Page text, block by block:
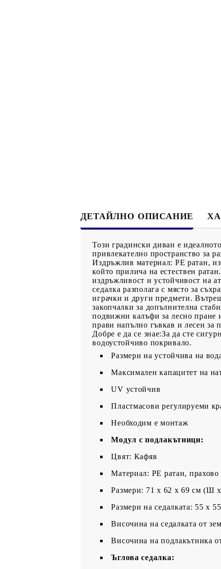
ДЕТАЙЛНО ОПИСАНИЕ
Този градински диван е
привлекателно пространство за
Издръжлив материал: PE ратан,
който прилича на естествен
издръжливост и устойчивост на
седалка разполага с място за
играчки и други предмети.
закопчалки за допълнителна
подвижни калъфи за лесно пране
прави напълно гъвкав и лесен за
Добре е да се знае:За да сте
водоустойчиво покривало.
Размери на устойчива на
Максимален капацитет на
UV устойчив
Пластмасови регулируеми
Необходим е монтаж
Модул с подлакътници:
Цвят: Кафяв
Материал: PE ратан,
Размери: 71 x 62 x 69 см (Ш
Размери на седалката: 55 x
Височина на седалката от
Височина на подлакътника
Ъглова седалка: